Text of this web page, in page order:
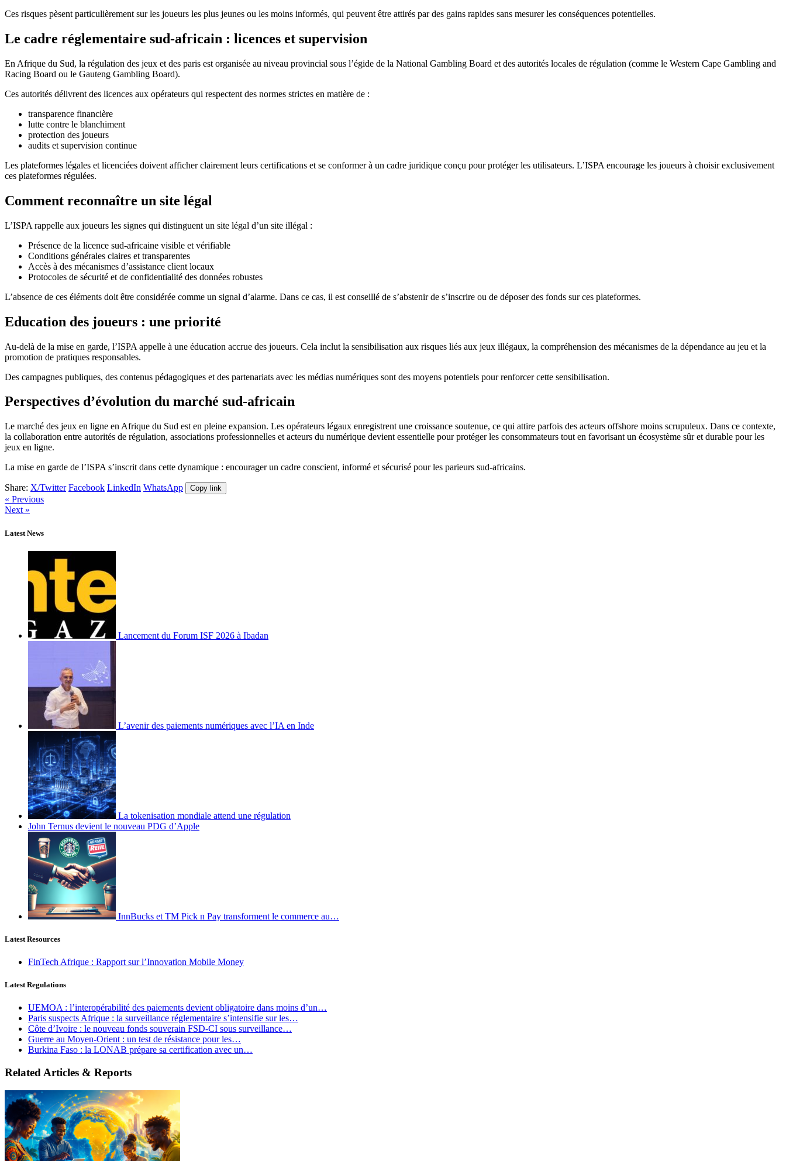
Ces risques pèsent particulièrement sur les joueurs les plus jeunes ou les moins informés, qui peuvent être attirés par des gains rapides sans mesurer les conséquences potentielles.
Le cadre réglementaire sud-africain : licences et supervision
En Afrique du Sud, la régulation des jeux et des paris est organisée au niveau provincial sous l’égide de la National Gambling Board et des autorités locales de régulation (comme le Western Cape Gambling and
Racing Board ou le Gauteng Gambling Board).
Ces autorités délivrent des licences aux opérateurs qui respectent des normes strictes en matière de :
transparence financière
lutte contre le blanchiment
protection des joueurs
audits et supervision continue
Les plateformes légales et licenciées doivent afficher clairement leurs certifications et se conformer à un cadre juridique conçu pour protéger les utilisateurs. L’ISPA encourage les joueurs à choisir exclusivement
ces plateformes régulées.
Comment reconnaître un site légal
L’ISPA rappelle aux joueurs les signes qui distinguent un site légal d’un site illégal :
Présence de la licence sud-africaine visible et vérifiable
Conditions générales claires et transparentes
Accès à des mécanismes d’assistance client locaux
Protocoles de sécurité et de confidentialité des données robustes
L’absence de ces éléments doit être considérée comme un signal d’alarme. Dans ce cas, il est conseillé de s’abstenir de s’inscrire ou de déposer des fonds sur ces plateformes.
Education des joueurs : une priorité
Au-delà de la mise en garde, l’ISPA appelle à une éducation accrue des joueurs. Cela inclut la sensibilisation aux risques liés aux jeux illégaux, la compréhension des mécanismes de la dépendance au jeu et la
promotion de pratiques responsables.
Des campagnes publiques, des contenus pédagogiques et des partenariats avec les médias numériques sont des moyens potentiels pour renforcer cette sensibilisation.
Perspectives d’évolution du marché sud-africain
Le marché des jeux en ligne en Afrique du Sud est en pleine expansion. Les opérateurs légaux enregistrent une croissance soutenue, ce qui attire parfois des acteurs offshore moins scrupuleux. Dans ce contexte,
la collaboration entre autorités de régulation, associations professionnelles et acteurs du numérique devient essentielle pour protéger les consommateurs tout en favorisant un écosystème sûr et durable pour les
jeux en ligne.
La mise en garde de l’ISPA s’inscrit dans cette dynamique : encourager un cadre conscient, informé et sécurisé pour les parieurs sud-africains.
Share: X/Twitter Facebook LinkedIn WhatsApp Copy link
« Previous
Next »
Latest News
Lancement du Forum ISF 2026 à Ibadan
L’avenir des paiements numériques avec l’IA en Inde
La tokenisation mondiale attend une régulation
John Ternus devient le nouveau PDG d’Apple
InnBucks et TM Pick n Pay transforment le commerce au…
Latest Resources
FinTech Afrique : Rapport sur l’Innovation Mobile Money
Latest Regulations
UEMOA : l’interopérabilité des paiements devient obligatoire dans moins d’un…
Paris suspects Afrique : la surveillance réglementaire s’intensifie sur les…
Côte d’Ivoire : le nouveau fonds souverain FSD-CI sous surveillance…
Guerre au Moyen-Orient : un test de résistance pour les…
Burkina Faso : la LONAB prépare sa certification avec un…
Related Articles & Reports